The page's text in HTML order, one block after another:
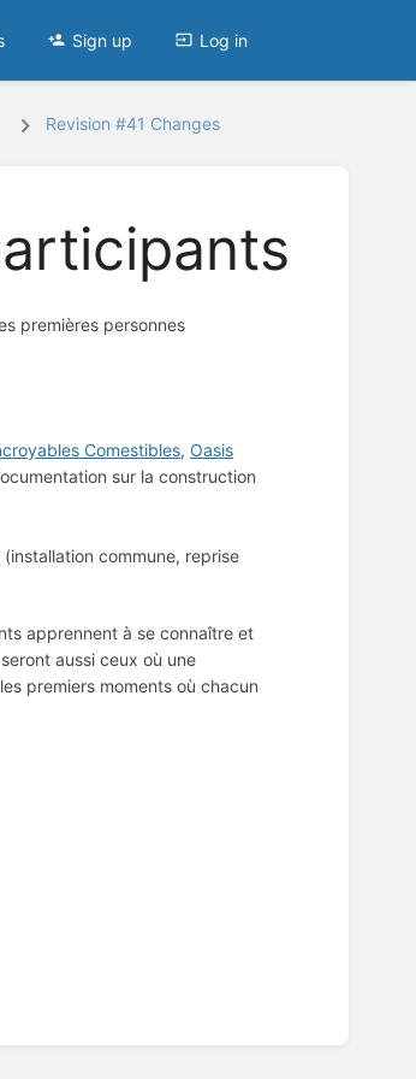
Sign up Log in
Revision #41 Changes
premières personnes
Comestibles, Oasis
sur la construction
commune, reprise
apprennent à se connaître et
aussi ceux où une
premiers moments où chacun